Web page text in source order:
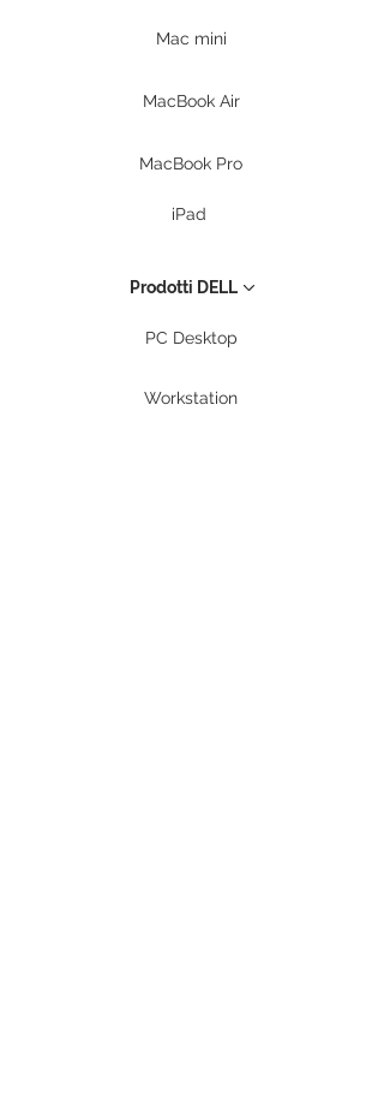
Mac mini
MacBook Air
MacBook Pro
iPad
Prodotti DELL
PC Desktop
Workstation